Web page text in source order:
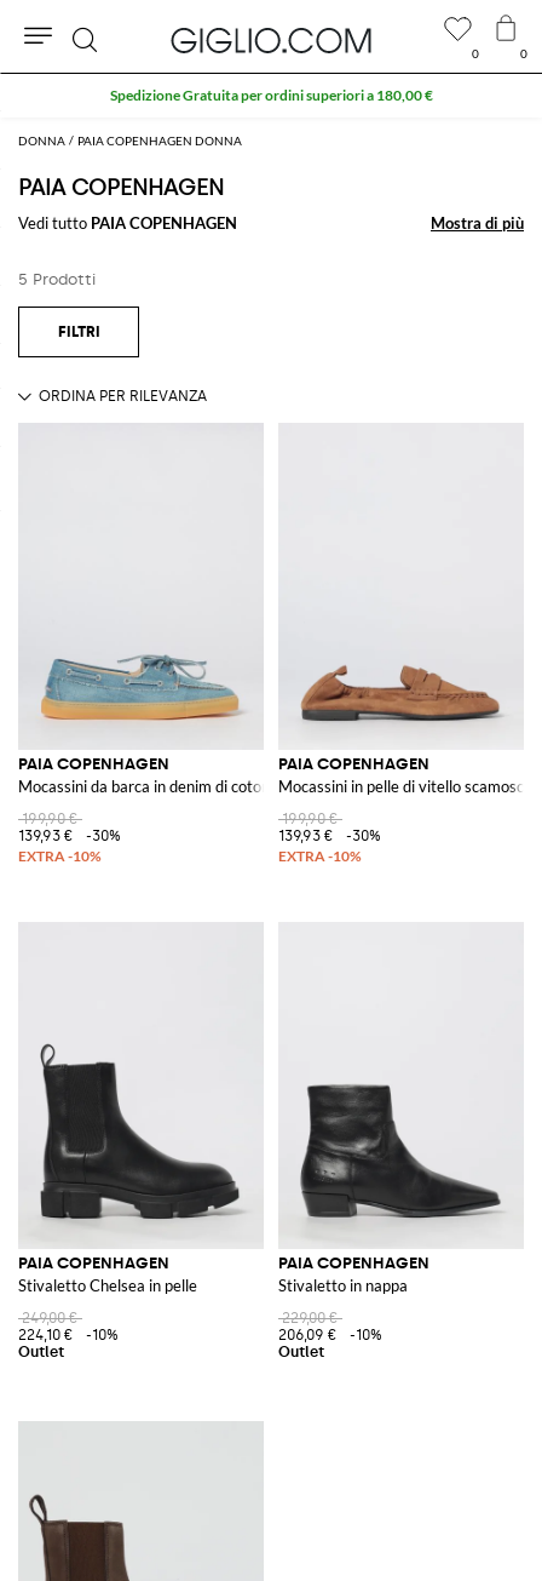
DONNA PAIA COPENHAGEN DONNA
PAIA COPENHAGEN
Vedi tutto PAIA COPENHAGEN Mostra di più
Mostra di più
5 Prodotti
PAIA COPENHAGEN
Mocassini da barca in denim di cotone con suola in gomma
199,90 €
139,93 €
-30%
PAIA COPENHAGEN
Mocassini in pelle di vitello
199,90 €
139,93 €
-30%
PAIA COPENHAGEN
Stivaletto Chelsea in pelle
249,00 €
224,10 €
-10%
PAIA COPENHAGEN
Stivaletto in nappa
229,00 €
206,09 €
-10%
0 0
Cerca
Spedizione Gratuita per ordini superiori a 180,00 €